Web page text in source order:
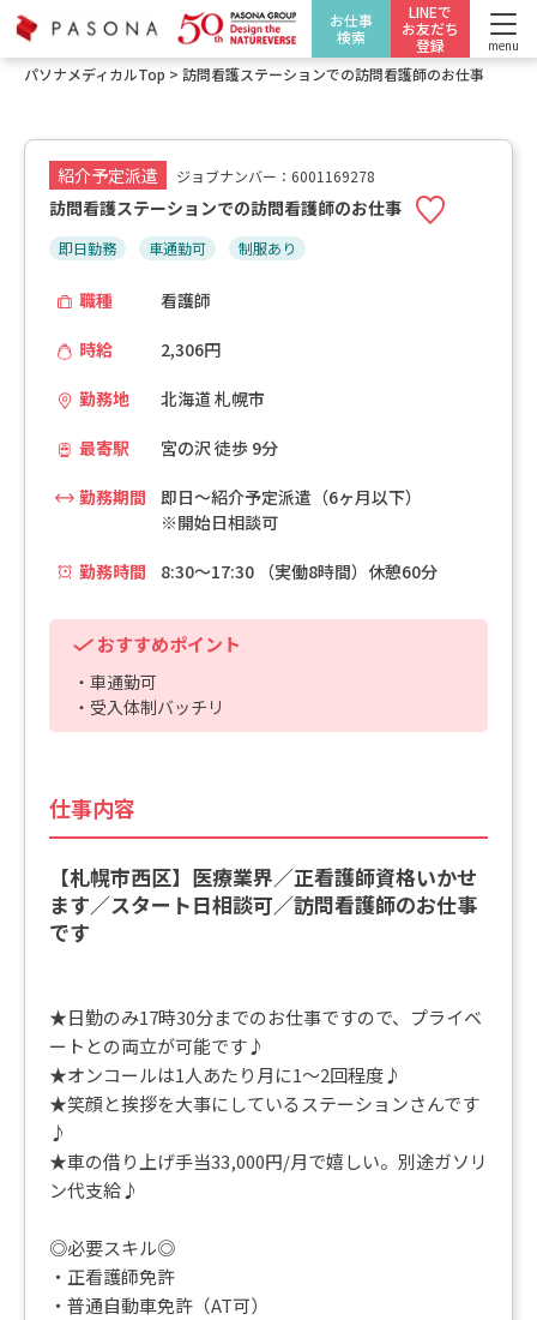
お仕事
検索
LINEで
お友だち
登録
menu
パソナメディカルTop > 訪問看護ステーションでの訪問看護師のお仕事
紹介予定派遣 ジョブナンバー：6001169278
訪問看護ステーションでの訪問看護師のお仕事
即日勤務 車通勤可 制服あり
職種 看護師
時給 2,306円
勤務地 北海道 札幌市
最寄駅 宮の沢 徒歩 9分
勤務期間
即日～紹介予定派遣（6ヶ月以下）
※開始日相談可
勤務時間 8:30～17:30 （実働8時間）休憩60分
おすすめポイント
・車通勤可
・受入体制バッチリ
仕事内容
【札幌市西区】医療業界／正看護師資格いかせ
ます／スタート日相談可／訪問看護師のお仕事
です
★日勤のみ17時30分までのお仕事ですので、プライベ
ートとの両立が可能です♪
★オンコールは1人あたり月に1～2回程度♪
★笑顔と挨拶を大事にしているステーションさんです
♪
★車の借り上げ手当33,000円/月で嬉しい。別途ガソリ
ン代支給♪
◎必要スキル◎
・正看護師免許
・普通自動車免許（AT可）